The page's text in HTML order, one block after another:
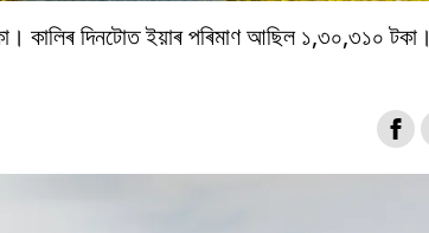
দিনটোত ইয়াৰ পৰিমাণ আছিল ১,৩০,৩১০ টকা।